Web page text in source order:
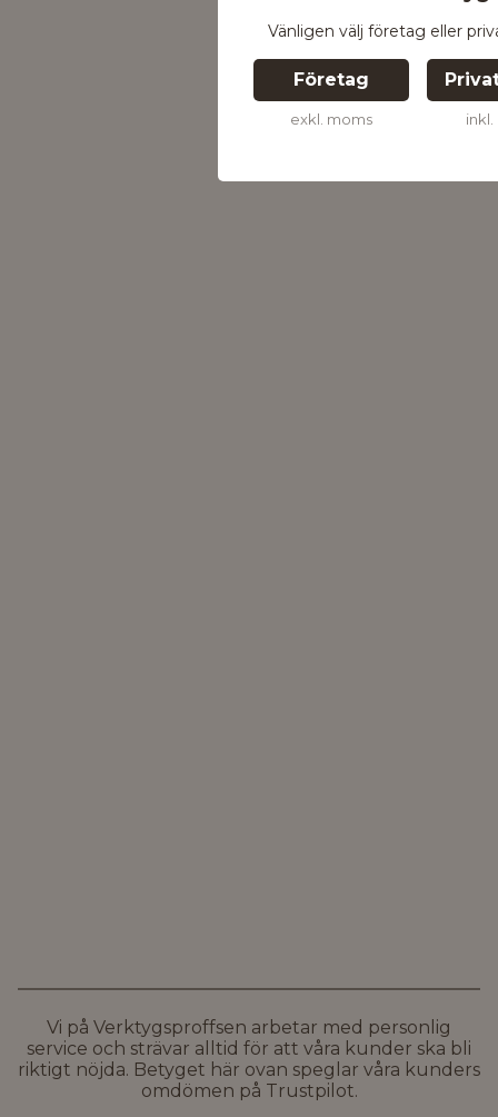
Vänligen välj företag eller
Företag
exkl. moms
Vi på Verktygsproffsen arbetar med personlig
service och strävar alltid för att våra kunder ska bli
riktigt nöjda. Betyget här ovan speglar våra kunders
omdömen på Trustpilot.